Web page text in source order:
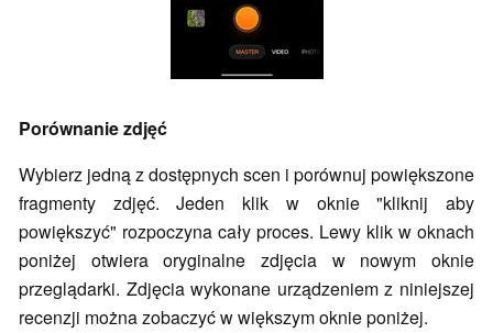
Porównanie zdjęć
Wybierz jedną z dostępnych scen i porównuj powiększone
fragmenty zdjęć. Jeden klik w oknie "kliknij aby
powiększyć" rozpoczyna cały proces. Lewy klik w oknach
poniżej otwiera oryginalne zdjęcia w nowym oknie
przeglądarki. Zdjęcia wykonane urządzeniem z niniejszej
recenzji można zobaczyć w większym oknie poniżej.